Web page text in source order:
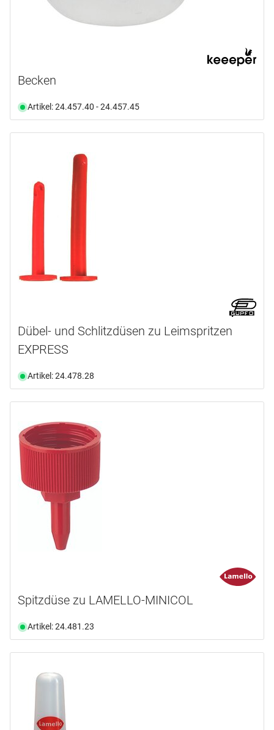
Becken
Artikel: 24.457.40 - 24.457.45
Dübel- und Schlitzdüsen zu Leimspritzen
EXPRESS
Artikel: 24.478.28
Spitzdüse zu LAMELLO-MINICOL
Artikel: 24.481.23